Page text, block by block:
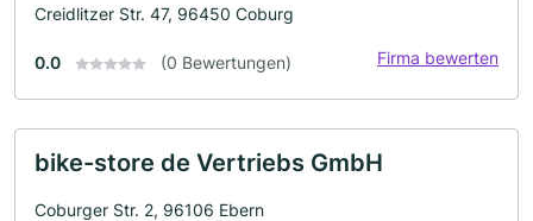
Creidlitzer Str. 47, 96450 Coburg
0.0 (0 Bewertungen) Firma bewerten
bike-store de Vertriebs GmbH
Coburger Str. 2, 96106 Ebern